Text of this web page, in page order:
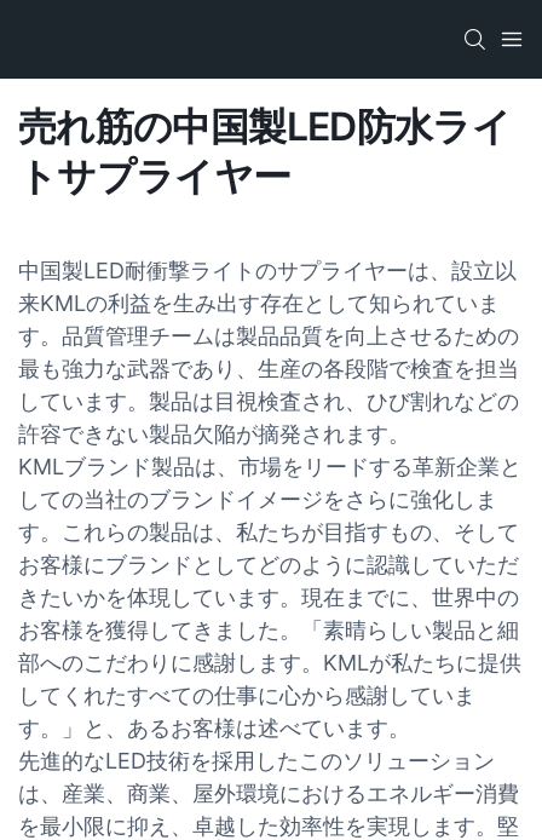
売れ筋の中国製LED防水ライ
トサプライヤー
中国製LED耐衝撃ライトのサプライヤーは、設立以
来KMLの利益を生み出す存在として知られていま
す。品質管理チームは製品品質を向上させるための
最も強力な武器であり、生産の各段階で検査を担当
しています。製品は目視検査され、ひび割れなどの
許容できない製品欠陥が摘発されます。
KMLブランド製品は、市場をリードする革新企業と
しての当社のブランドイメージをさらに強化しま
す。これらの製品は、私たちが目指すもの、そして
お客様にブランドとしてどのように認識していただ
きたいかを体現しています。現在までに、世界中の
お客様を獲得してきました。「素晴らしい製品と細
部へのこだわりに感謝します。KMLが私たちに提供
してくれたすべての仕事に心から感謝していま
す。」と、あるお客様は述べています。
先進的なLED技術を採用したこのソリューション
は、産業、商業、屋外環境におけるエネルギー消費
を最小限に抑え、卓越した効率性を実現します。堅